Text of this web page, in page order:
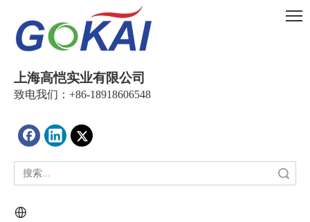
上海高恺实业有限公司
致电我们：+86-18918606548